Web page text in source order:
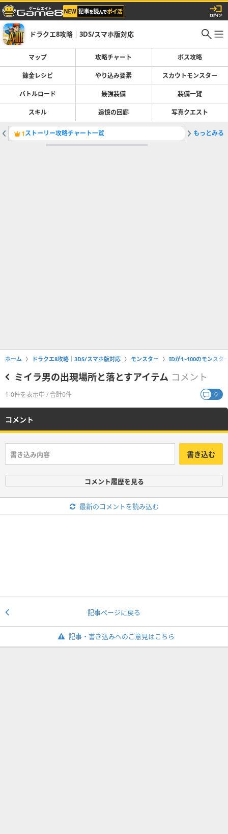
ドラクエ8攻略｜3DS/スマホ版対応
マップ 攻略チャート ボス攻略
錬金レシピ やり込み要素 スカウトモンスター
バトルロード 最強装備 装備一覧
スキル 追憶の回廊 写真クエスト
1ストーリー攻略チャート一覧 2装備一覧
もっとみる
ホーム ドラクエ8攻略｜3DS/スマホ版対応 モンスター IDが1~100のモンスタ
ミイラ男の出現場所と落とすアイテム コメント
1-0件を表示中 / 合計0件 0
コメント
書き込む
コメント履歴を見る
最新のコメントを読み込む
記事ページに戻る
記事・書き込みへのご意見はこちら